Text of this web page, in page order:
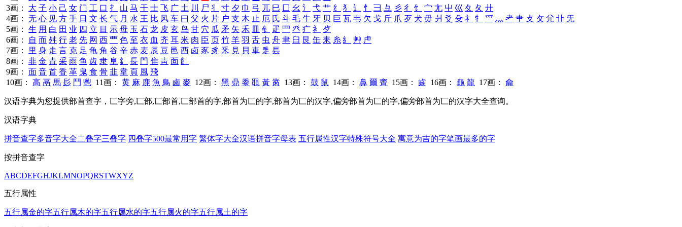
3画： 大 子 小 己 女 门 工 口 扌 山 马 干 士 飞 广 土 川 尸 丬 寸 夕 巾 弓 兀 巳 囗 幺 氵 弋 艹 纟 犭 辶 忄 彐 彑 彡 彳 饣 宀 尢 屮 巛 夊 夂 廾
4画： 无 心 见 方 手 日 文 长 气 月 水 王 比 风 车 曰 父 火 片 户 支 木 止 厄 氏 斗 毛 牛 牙 贝 巨 瓦 韦 欠 戈 斤 爪 歹 犬 毋 爿 爻 殳 礻 牜 爫 灬 耂 肀 攴 攵 尣 卝 旡
5画： 生 用 白 田 业 四 立 目 示 母 玉 石 龙 皮 玄 鸟 甘 穴 瓜 矛 矢 禾 皿 钅 疋 罒 癶 疒 衤
歺
6画：
自 而 舛 行 老 先 网 西 覀 色 至 衣 血 齐 耳 米 肉 臣 页 竹 羊 羽 舌 虫 舟 聿 臼 艮 缶 耒 糸 糹 艸 虍
7画： 里 身 走 言 克 足 龟 角 谷 辛 赤 麦 辰 豆 邑 酉 卤 豕 豸 釆 見 貝 車 辵 镸
8画： 非 金 青 采 雨 鱼 齿 隶 阜 釒 長 門 隹 靑 靣 飠
9画： 面 音 首 香 革 鬼 食 骨 韭 韋 頁 風 飛
10画： 高 鬲 馬 髟 鬥 鬯 11画： 黄 麻 鹿 魚 鳥 鹵 麥 12画： 黑 鼎 黍 黽 黃 黹 13画： 鼓 鼠 14画： 鼻 爾 齊 15画： 齒 16画： 龜 龍 17画： 龠
汉语字典为您提供部首查字，匸字旁,匸部,匸部首,匸部首的字,部首为匸的字,部首为匸的汉字,偏旁部首为匸的字,偏旁部首为匸的汉字大全查询。
汉语字典
拼音查字多音字大全二叠字三叠字 四叠字500最常用字 繁体字大全汉语拼音字母表 五行属性汉字特殊符号大全 寓意为吉的字笔画最多的字
按拼音查字
ABCDEFGHJKLMNOPQRSTWXYZ
五行属性
五行属金的字五行属木的字五行属水的字五行属火的字五行属土的字